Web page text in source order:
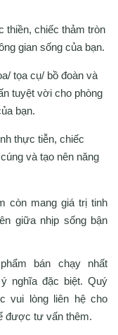
thiền, chiếc thảm tròn
gian sống của bạn.
tọa cụ/ bồ đoàn và
tuyệt vời cho phòng
bạn.
thực tiễn, chiếc
và tạo nên năng
còn mang giá trị tinh
giữa nhịp sống bận
bán chạy nhất
nghĩa đặc biệt. Quý
vui lòng liên hệ cho
được tư vấn thêm.